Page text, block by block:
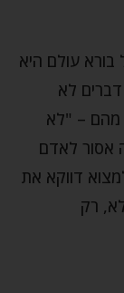
עולם היא
לא
מהם – "לא
אסור לאדם
דווקא את
רק